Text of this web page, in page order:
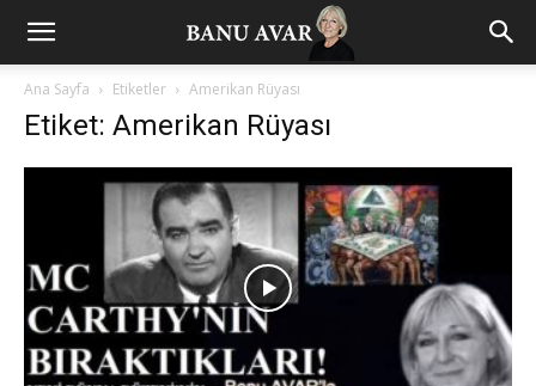
Ana Sayfa Etiketler Amerikan Rüyası
Etiket: Amerikan Rüyası